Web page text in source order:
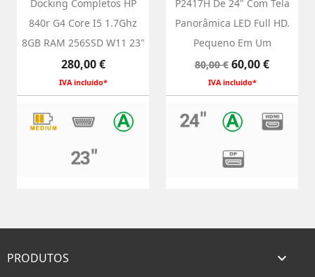
Docking Completos HP
840r G4 Core I5 1.7Ghz
8GB RAM 256SSD W11 23"
Preço
280,00 €
IVA incluido*
P2417H De 24" Com Tela
Panorâmica LED Full HD.
Pequeno Em Um
Preço normal
80,00 € Preço
60,00 €
IVA incluido*
PRODUTOS 